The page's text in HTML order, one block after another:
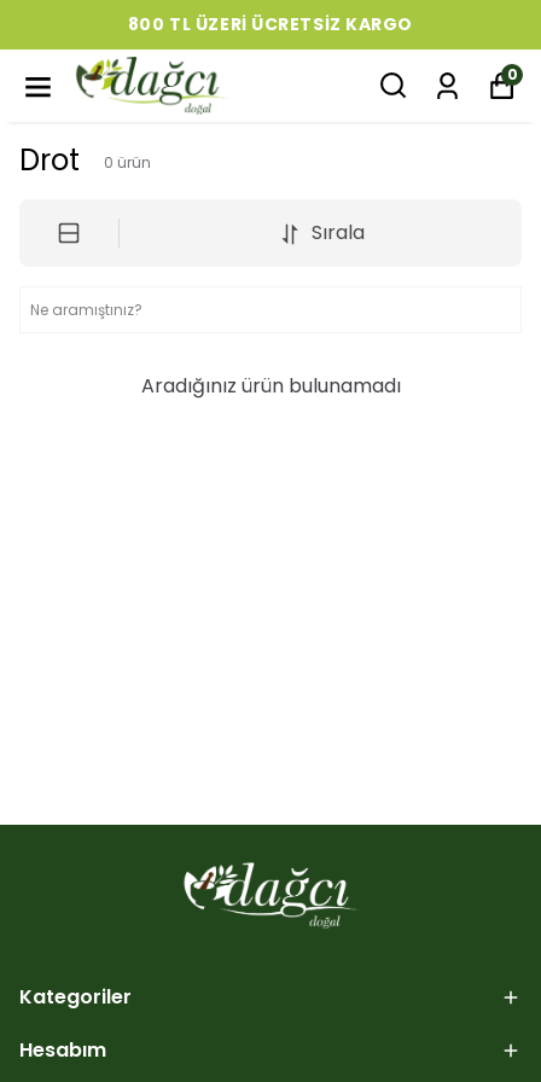
800 TL ÜZERI ÜCRETSIZ KARGO
0
Drot 0 ürün
Sırala
Aradığınız ürün bulunamadı
Kategoriler
Hesabım